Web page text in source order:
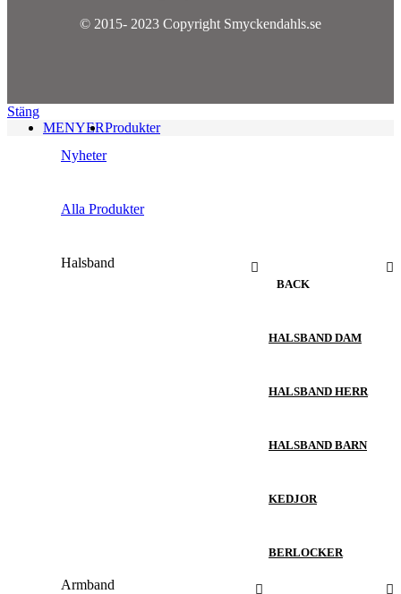
© 2015- 2023 Copyright Smyckendahls.se
Stäng
MENYERProdukter
Nyheter
Alla Produkter
Halsband
BACK
HALSBAND DAM
HALSBAND HERR
HALSBAND BARN
KEDJOR
BERLOCKER
Armband